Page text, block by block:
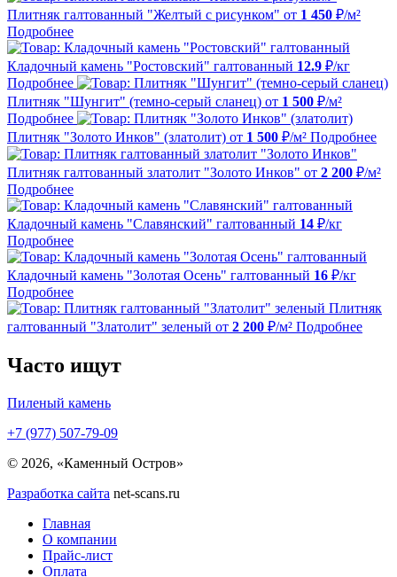
Плитняк галтованный "Желтый с рисунком" от 1 450 ₽/м²
Подробнее
Кладочный камень "Ростовский" галтованный 12.9 ₽/кг
Подробнее
Плитняк "Шунгит" (темно-серый сланец) от 1 500 ₽/м²
Подробнее
Плитняк "Золото Инков" (златолит) от 1 500 ₽/м² Подробнее
Плитняк галтованный златолит "Золото Инков" от 2 200 ₽/м²
Подробнее
Кладочный камень "Славянский" галтованный 14 ₽/кг
Подробнее
Кладочный камень "Золотая Осень" галтованный 16 ₽/кг
Подробнее
Плитняк
галтованный "Златолит" зеленый от 2 200 ₽/м² Подробнее
Часто ищут
Пиленый камень
+7 (977) 507-79-09
© 2026, «Каменный Остров»
Разработка сайта net-scans.ru
Главная
О компании
Прайс-лист
Оплата